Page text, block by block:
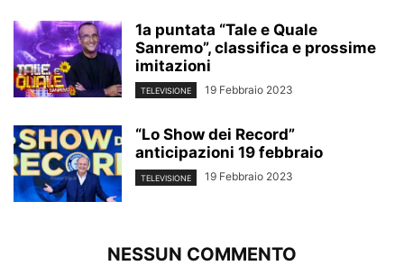
1a puntata “Tale e Quale
Sanremo”, classifica e prossime
imitazioni
TELEVISIONE 19 Febbraio 2023
“Lo Show dei Record”
anticipazioni 19 febbraio
TELEVISIONE 19 Febbraio 2023
NESSUN COMMENTO